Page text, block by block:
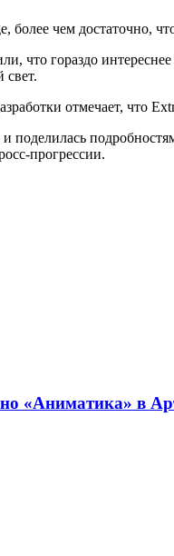
чем достаточно,
что гораздо
свет.
отмечает, что
прогрессии.
«Аниматика» в